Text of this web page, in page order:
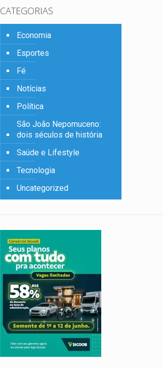
CATEGORIAS
Economia
Esportes
Fé
Notícias
Política
São João Nepomuceno:
dois séculos de história
Saúde e Lifestyle
Tecnologia
Uncategorized